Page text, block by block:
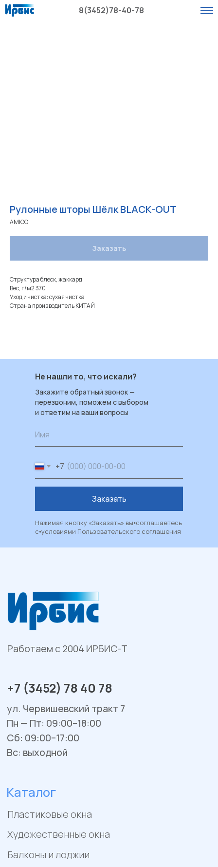
8(3452)78-40-78
Рулонные шторы Шёлк BLACK-OUT
AMIGO
Заказать
Структура блеск, жаккард
Вес, г/м2 370
Уход и чистка: сухая чистка
Страна производитель КИТАЙ
Имя
+7
Заказать
Нажимая кнопку «Заказать» вы⦁соглашаетесь
с⦁условиями Пользовательского соглашения
Не нашли то, что искали?
Закажите обратный звонок —
перезвоним, поможем с выбором
и ответим на ваши вопросы
Работаем с 2004 ИРБИС-Т
Покупателям
Сервис и ремонт
Художественные окна
Балконы и лоджии
Москитные сетки
Двери из ПВХ и алюминия
Алюминиевые входные группы
Фасадные системы
Системы перегородок
Рольставни
Гаражные и уличные ворота
Ремонт окон и балконов
Сб: 09:00–17:00
Вс: выходной